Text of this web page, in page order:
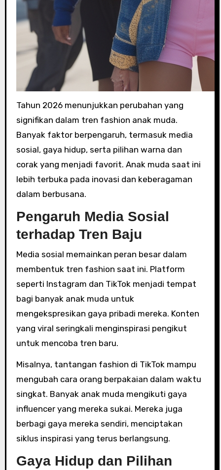
Tahun 2026 menunjukkan perubahan yang
signifikan dalam tren fashion anak muda.
Banyak faktor berpengaruh, termasuk media
sosial, gaya hidup, serta pilihan warna dan
corak yang menjadi favorit. Anak muda saat ini
lebih terbuka pada inovasi dan keberagaman
dalam berbusana.
Pengaruh Media Sosial
terhadap Tren Baju
Media sosial memainkan peran besar dalam
membentuk tren fashion saat ini. Platform
seperti Instagram dan TikTok menjadi tempat
bagi banyak anak muda untuk
mengekspresikan gaya pribadi mereka. Konten
yang viral seringkali menginspirasi pengikut
untuk mencoba tren baru.
Misalnya, tantangan fashion di TikTok mampu
mengubah cara orang berpakaian dalam waktu
singkat. Banyak anak muda mengikuti gaya
influencer yang mereka sukai. Mereka juga
berbagi gaya mereka sendiri, menciptakan
siklus inspirasi yang terus berlangsung.
Gaya Hidup dan Pilihan